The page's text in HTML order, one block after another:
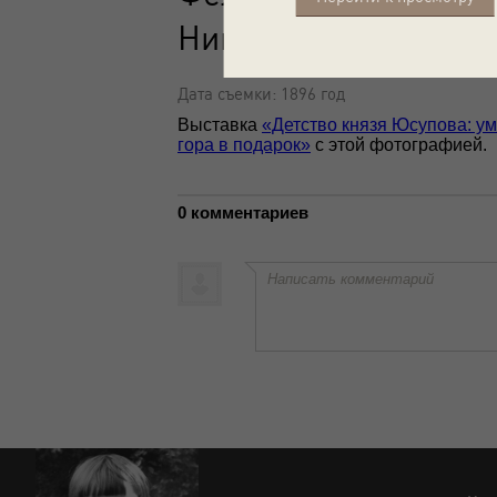
Николай с
Дата съемки: 1896 год
Выставка «Детство князя Юсупова:
гора в подарок» с этой фотографией.
0 комментариев
Написать комментарий